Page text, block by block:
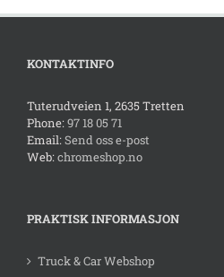
Mopar
Pontiac
Tilhenger
Universal
Volkswagen
KONTAKTINFO
Tuterudveien 1, 2635 Tretten
Phone:97 18 05 71
Email:Send oss e-post
Web:chromeshop.no
PRAKTISK INFORMASJON
Truck & Car Webshop